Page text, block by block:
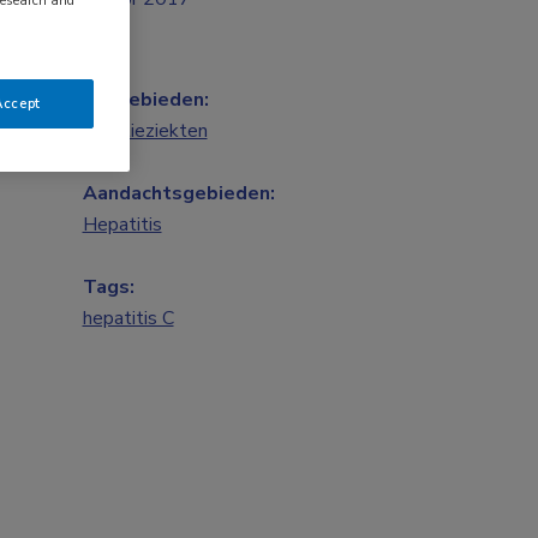
Vakgebieden:
Infectieziekten
Aandachtsgebieden:
Hepatitis
Tags:
hepatitis C